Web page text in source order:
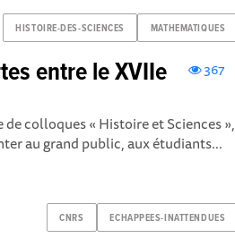
HISTOIRE-DES-SCIENCES MATHEMATIQUES
367
entre le XVIIe
de colloques « Histoire et Sciences »,
au grand public, aux étudiants...
CNRS ECHAPPEES-INATTENDUES